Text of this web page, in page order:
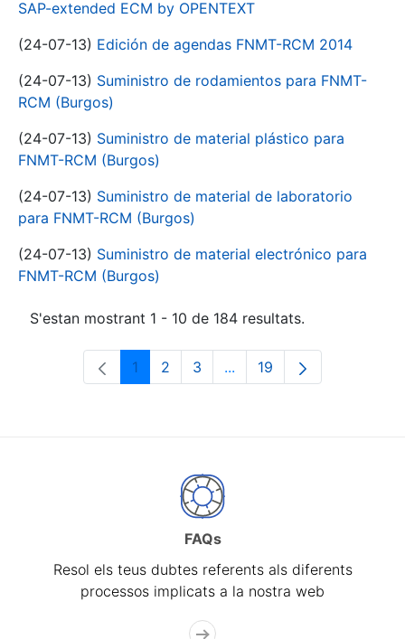
SAP-extended ECM by OPENTEXT
(24-07-13) Edición de agendas FNMT-RCM 2014
(24-07-13) Suministro de rodamientos para FNMT-
RCM (Burgos)
(24-07-13) Suministro de material plástico para
FNMT-RCM (Burgos)
(24-07-13) Suministro de material de laboratorio
para FNMT-RCM (Burgos)
(24-07-13) Suministro de material electrónico para
FNMT-RCM (Burgos)
S'estan mostrant 1 - 10 de 184 resultats.
Pàgina
1 Pàgina
2 Pàgina
3 ...Pàgines intermèdies
Pàgina
19
FAQs
Resol els teus dubtes referents als diferents
processos implicats a la nostra web